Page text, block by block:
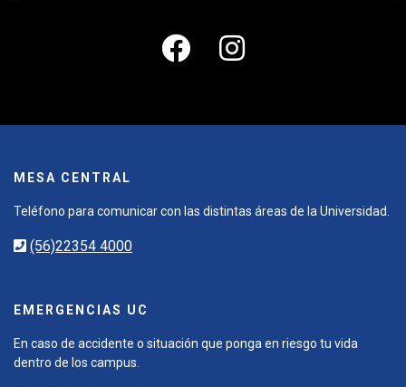
MESA CENTRAL
Teléfono para comunicar con las distintas áreas de la Universidad.
(56)22354 4000
EMERGENCIAS UC
En caso de accidente o situación que ponga en riesgo tu vida
dentro de los campus.